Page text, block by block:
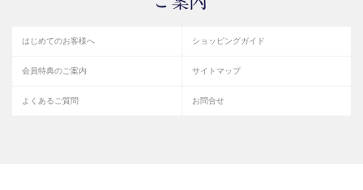
はじめてのお客様へ ショッピングガイド
会員特典のご案内 サイトマップ
よくあるご質問 お問合せ